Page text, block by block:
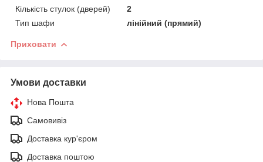
Кількість стулок (дверей)
2
Тип шафи
лінійний (прямий)
Приховати
Умови доставки
Нова Пошта
Самовивіз
Доставка кур'єром
Доставка поштою